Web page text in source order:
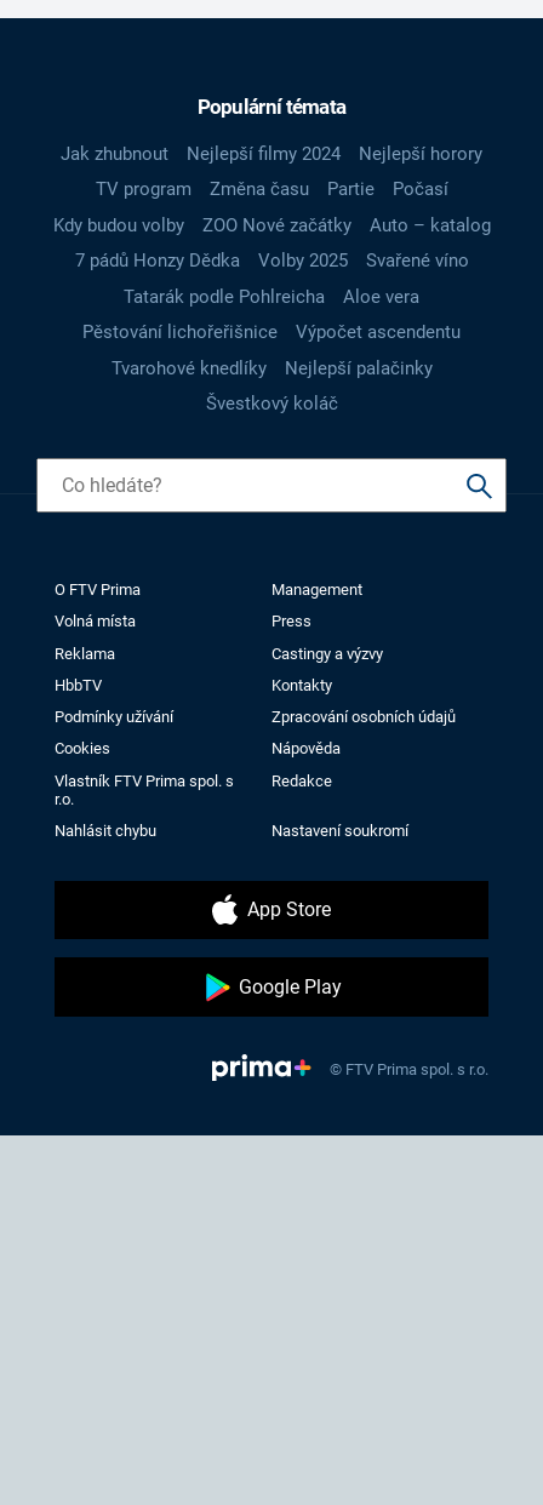
Populární témata
Jak zhubnout Nejlepší filmy 2024
Nejlepší horory
TV program
Změna času Partie
Počasí
Kdy budou volby
ZOO Nové začátky
Auto – katalog
7 pádů Honzy Dědka
Volby 2025
Svařené víno
Tatarák podle Pohlreicha
Aloe vera
Pěstování lichořeřišnice
Výpočet ascendentu
Tvarohové knedlíky
Nejlepší palačinky
Švestkový koláč
O FTV Prima
Management
Volná místa
Press
Reklama
Castingy a výzvy
HbbTV
Kontakty
Podmínky užívání
Zpracování osobních údajů
Cookies
Nápověda
Vlastník FTV Prima spol. s
r.o.
Redakce
Nahlásit chybu Nastavení soukromí
App Store
Google Play
© FTV Prima spol. s r.o.